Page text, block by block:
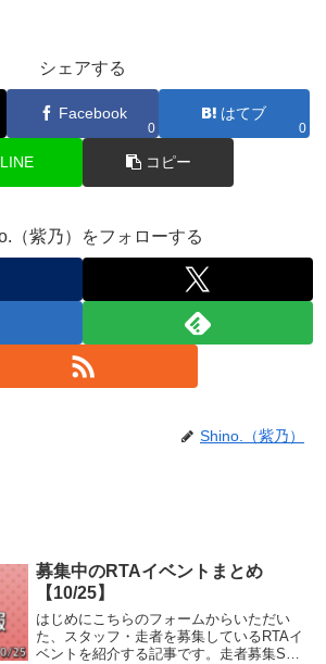
シェアする
Facebook
0
はてブ
0
LINE コピー
（紫乃）をフォローする
Shino.（紫乃）
募集中のRTAイベントまとめ
【10/25】
はじめにこちらのフォームからいただい
た、スタッフ・走者を募集しているRTAイ
ベントを紹介する記事です。走者募集SFC